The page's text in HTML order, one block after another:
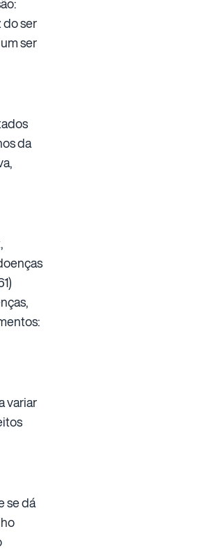
do ser
ser
da
variar
se dá